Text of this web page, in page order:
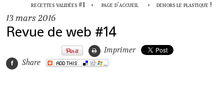
recettes validées #1 page d'accueil dehors le plastique !
13mars 2016
Revue de web #14
Imprimer
Share